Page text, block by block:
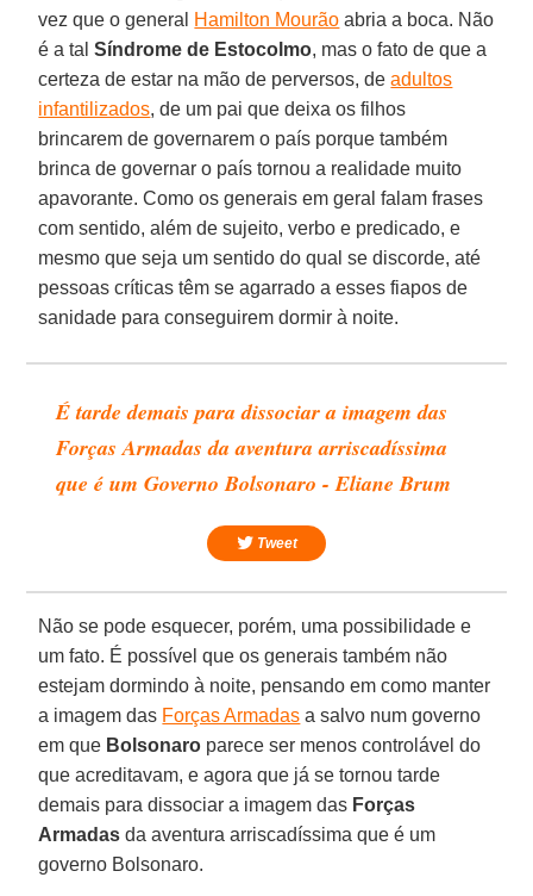
vez que o general Hamilton Mourão abria a boca. Não
é a talSíndrome de Estocolmo, mas o fato de que a
certeza de estar na mão de perversos, deadultos
infantilizados, de um pai que deixa os filhos
brincarem de governarem o país porque também
brinca de governar o país tornou a realidade muito
apavorante. Como os generais em geral falam frases
com sentido, além de sujeito, verbo e predicado, e
mesmo que seja um sentido do qual se discorde, até
pessoas críticas têm se agarrado a esses fiapos de
sanidade para conseguirem dormir à noite.
É tarde demais para dissociar a imagem das
Forças Armadas da aventura arriscadíssima
que é um Governo Bolsonaro - Eliane Brum
Tweet
Não se pode esquecer, porém, uma possibilidade e
um fato. É possível que os generais também não
estejam dormindo à noite, pensando em como manter
a imagem das Forças Armadas a salvo num governo
em que Bolsonaro parece ser menos controlável do
que acreditavam, e agora que já se tornou tarde
demais para dissociar a imagem das Forças
Armadas da aventura arriscadíssima que é um
governo Bolsonaro.